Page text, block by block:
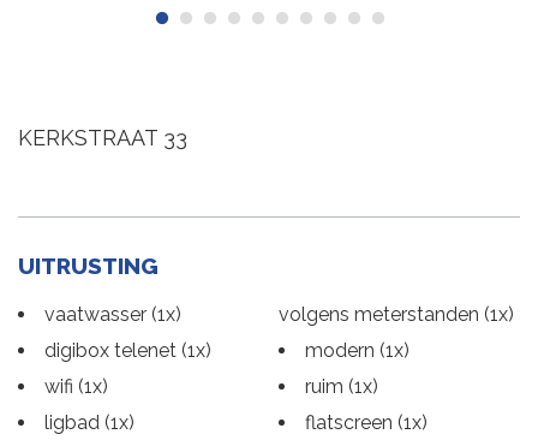
KERKSTRAAT 33
UITRUSTING
vaatwasser (1x)
digibox telenet (1x)
wifi (1x)
ligbad (1x)
volgens meterstanden (1x)
modern (1x)
ruim (1x)
flatscreen (1x)